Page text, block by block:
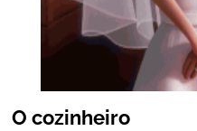
O cozinheiro